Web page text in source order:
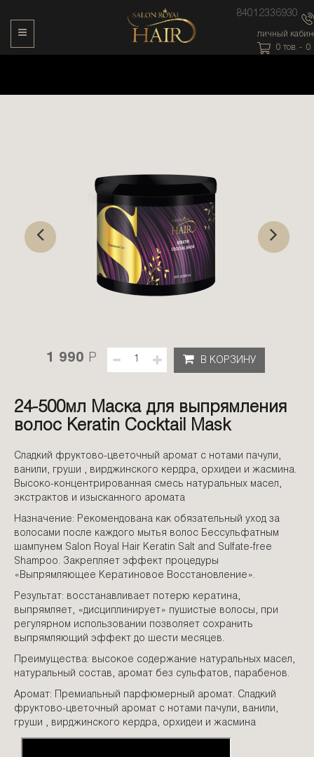
84012336930
личный
0 тов. - 0
Toggle Navigation
1 990 P В КОРЗИНУ
24-500мл Маска для выпрямления
волос Keratin Cocktail Mask
Сладкий фруктово-цветочный аромат с нотами пачули,
ванили, груши , вирджинского кердра, орхидеи и жасмина.
Высоко-концентрированная смесь натуральных масел,
экстрактов и изысканного аромата
Назначение: Рекомендована как обязательный уход за
волосами после каждого мытья волос Бессульфатным
шампунем Salon Royal Hair Keratin Salt and Sulfate-free
Shampoo. Закрепляет эффект процедуры
«Выпрямляющее Кератиновое Восстановление».
Результат: восстанавливает потерю кератина,
выпрямляет, «дисциплинирует» пушистые волосы, при
регулярном использовании позволяет сохранить
выпрямляющий эффект до шести месяцев.
Преимущества: высокое содержание натуральных масел,
натуральный состав, аромат без сульфатов, парабенов.
Аромат: Премиальный парфюмерный аромат. Сладкий
фруктово-цветочный аромат с нотами пачули, ванили,
груши , вирджинского кердра, орхидеи и жасмина